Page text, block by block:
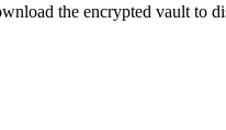
the encrypted vault to